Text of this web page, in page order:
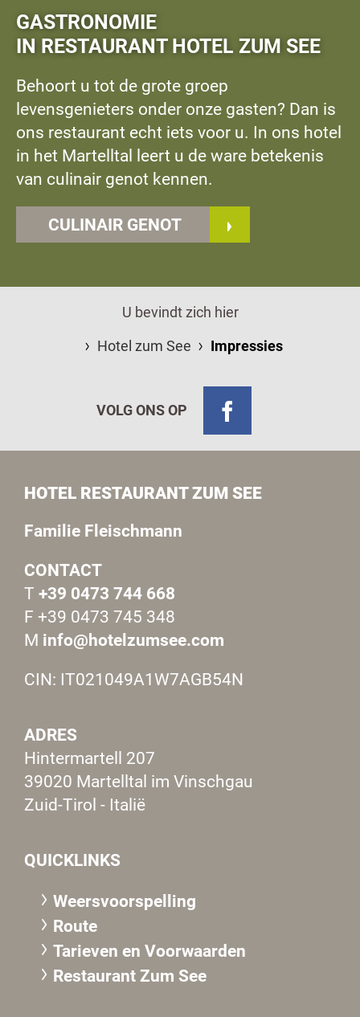
GASTRONOMIE
IN RESTAURANT HOTEL ZUM SEE
Behoort u tot de grote groep
levensgenieters onder onze gasten? Dan is
ons restaurant echt iets voor u. In ons hotel
in het Martelltal leert u de ware betekenis
van culinair genot kennen.
CULINAIR GENOT
U bevindt zich hier
Hotel zum See
Impressies
VOLG ONS OP
HOTEL RESTAURANT ZUM SEE
Familie Fleischmann
CONTACT
T +39 0473 744 668
F +39 0473 745 348
M info@hotelzumsee.com
CIN: IT021049A1W7AGB54N
ADRES
Hintermartell 207
39020 Martelltal im Vinschgau
Zuid-Tirol - Italië
QUICKLINKS
Weersvoorspelling
Route
Tarieven en Voorwaarden
Restaurant Zum See